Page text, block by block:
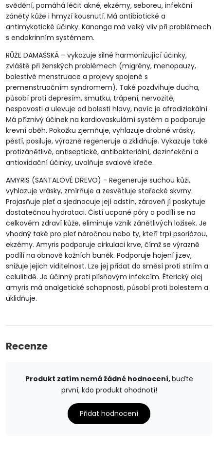
svědění, pomáhá léčit akné, ekzémy, seboreu, infekční
záněty kůže i hmyzí kousnutí. Má antibiotické a
antimykotické účinky. Kananga má velký vliv při problémech
s endokrinním systémem.
RŮŽE DAMAŠSKÁ – vykazuje silné harmonizující účinky,
zvláště při ženských problémech (migrény, menopauzy,
bolestivé menstruace a projevy spojené s
premenstruačním syndromem). Také pozdvihuje ducha,
působí proti depresím, smutku, trápení, nervozitě,
nespavosti a ulevuje od bolesti hlavy, navíc je afrodiziakální.
Má příznivý účinek na kardiovaskulární systém a podporuje
krevní oběh. Pokožku zjemňuje, vyhlazuje drobné vrásky,
pěstí, posiluje, výrazně regeneruje a zklidňuje. Vykazuje také
protizánětlivé, antiseptické, antibakteriální, dezinfekční a
antioxidační účinky, uvolňuje svalové křeče.
AMYRIS (SANTALOVÉ DŘEVO) - Regeneruje suchou kůži,
vyhlazuje vrásky, zmírňuje a zesvětluje stařecké skvrny.
Projasňuje pleť a sjednocuje její odstín, zároveň jí poskytuje
dostatečnou hydrataci. Čistí ucpané póry a podílí se na
celkovém zdraví kůže, eliminuje vznik zánětlivých ložisek. Je
vhodný také pro pleť náročnou nebo ty, kteří trpí psoriázou,
ekzémy. Amyris podporuje cirkulaci krve, čímž se výrazně
podílí na obnově kožních buněk. Podporuje hojení jizev,
snižuje jejich viditelnost. Lze jej přidat do směsí proti striím a
celulitidě. Je účinný proti plísňovým infekcím. Éterický olej
amyris má analgetické schopnosti, působí proti bolestem a
uklidňuje.
Recenze
Produkt zatím nemá žádné hodnocení,buďte
první, kdo produkt ohodnotí!
Přidat hodnocení